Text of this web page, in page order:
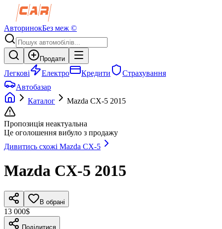
АвторинокБез меж ©
Продати
Легкові Електро Кредити
Страхування
Автобазар
Каталог
Mazda CX-5 2015
Пропозиція неактуальна
Це оголошення вибуло з продажу
Дивитись схожі Mazda CX-5
Mazda CX-5 2015
В обрані
13 000$
Поділитися